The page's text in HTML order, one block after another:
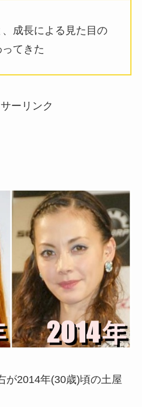
成長による見た目の
てきた
ーリンク
が2014年(30歳)頃の土屋